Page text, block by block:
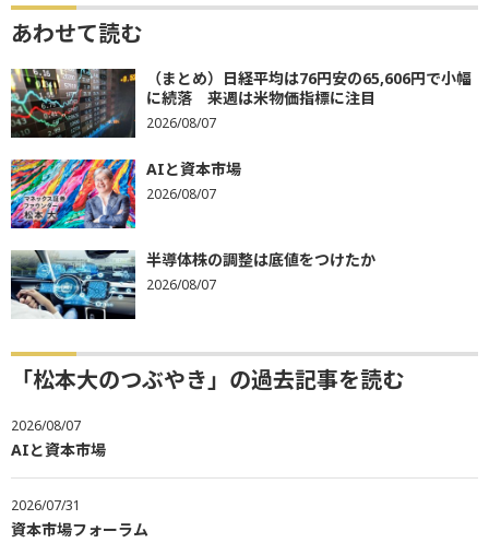
あわせて読む
（まとめ）日経平均は76円安の65,606円で小幅
に続落 来週は米物価指標に注目
2026/08/07
AIと資本市場
2026/08/07
半導体株の調整は底値をつけたか
2026/08/07
「松本大のつぶやき」の過去記事を読む
2026/08/07
AIと資本市場
2026/07/31
資本市場フォーラム